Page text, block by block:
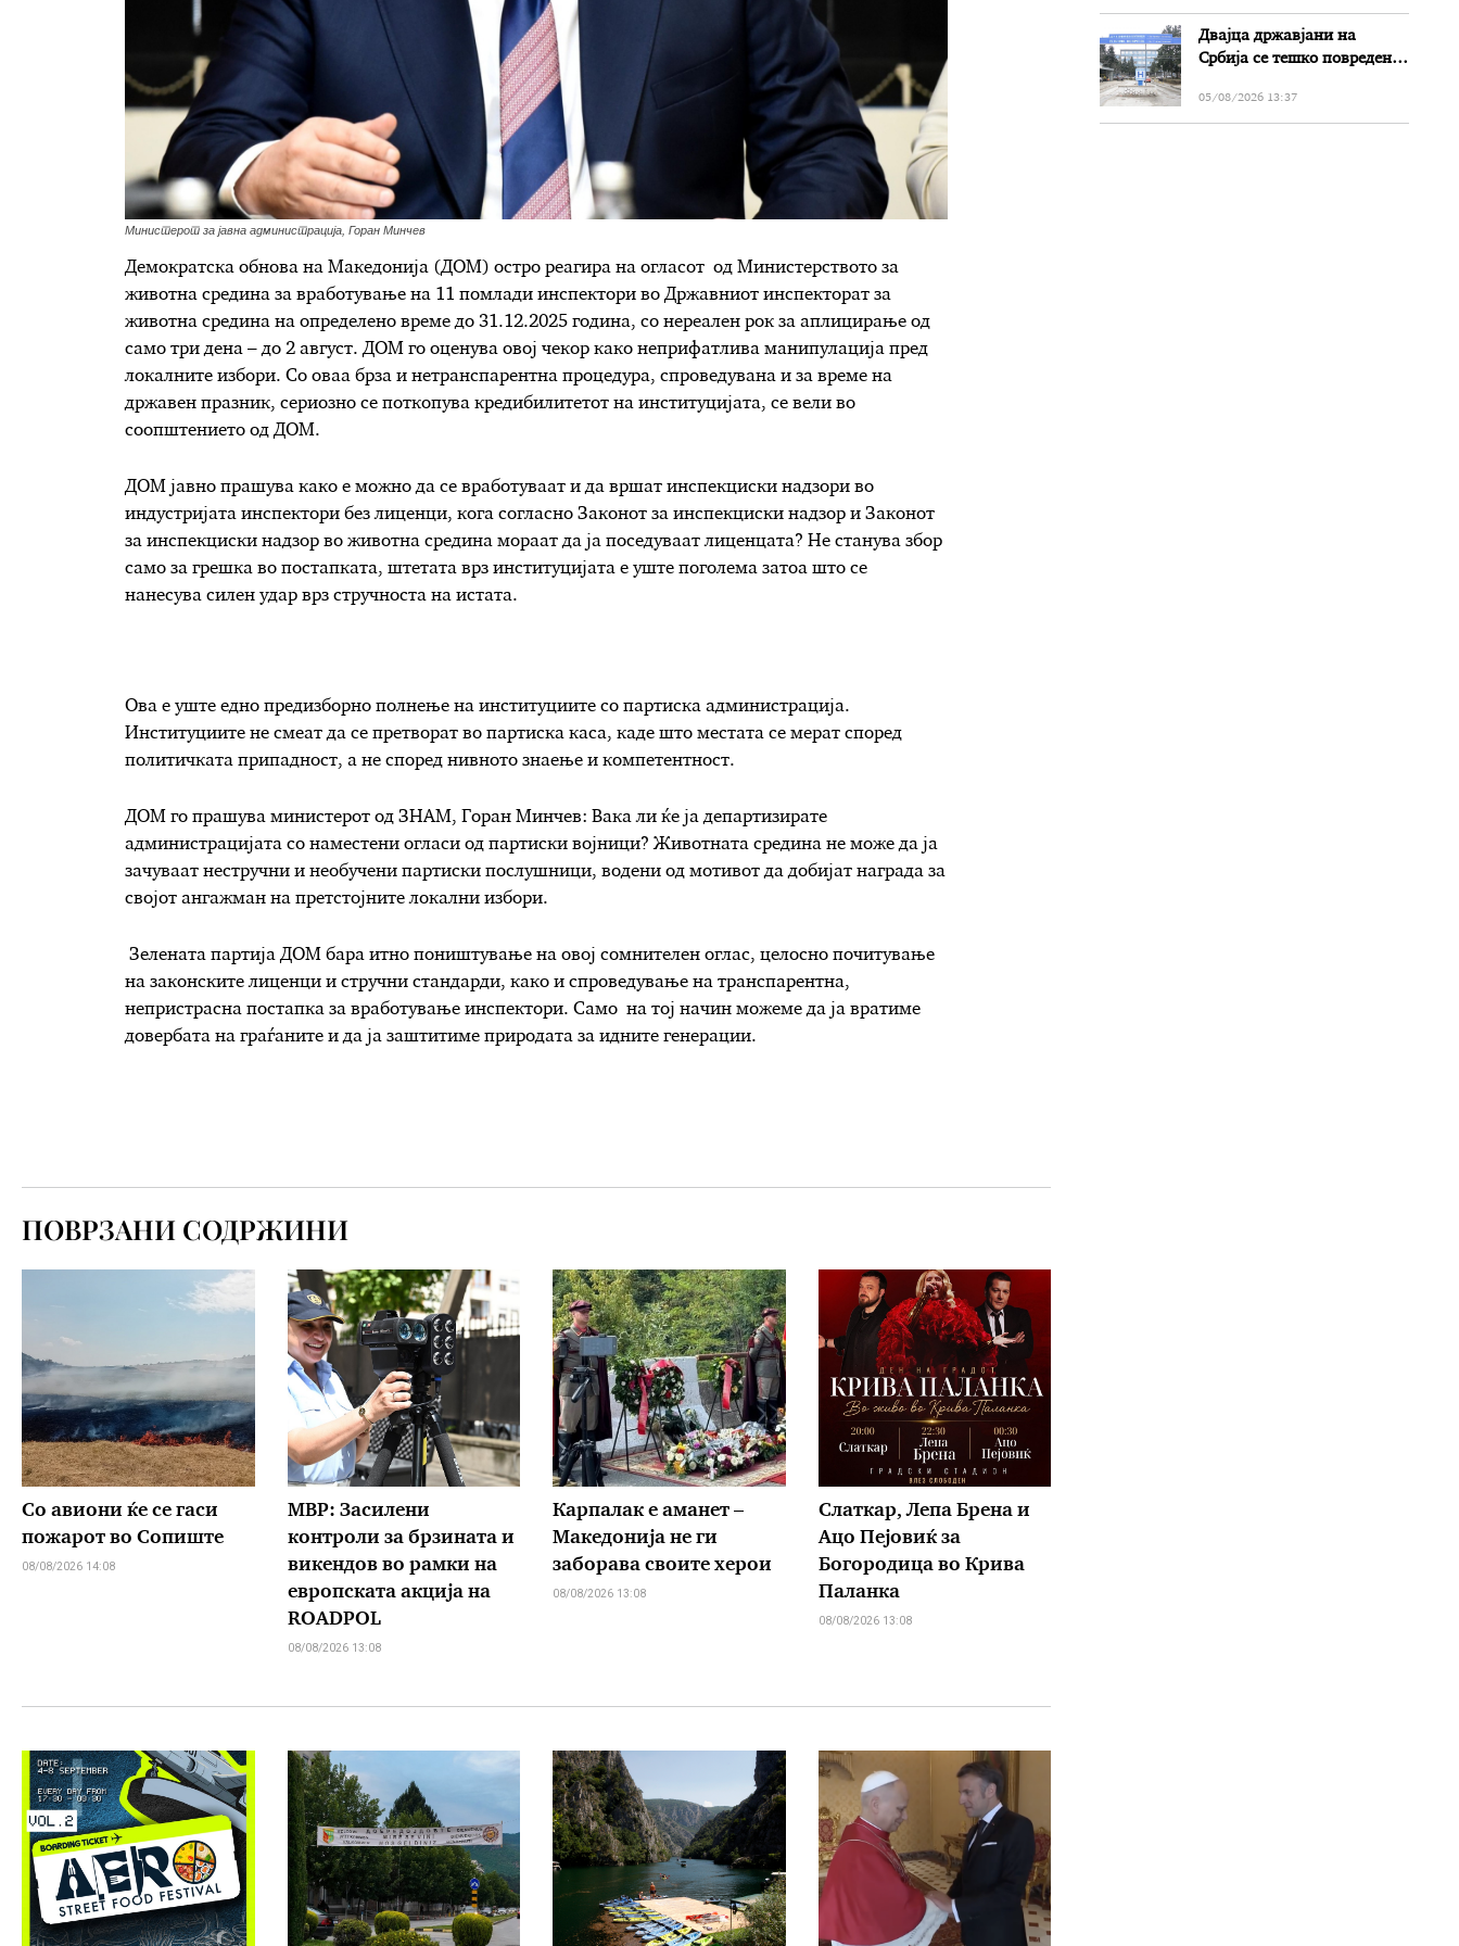
Министерот за јавна администрација, Горан Минчев
Демократска обнова на Македонија (ДОМ) остро реагира на огласот од Министерството за
животна средина за вработување на 11 помлади инспектори во Државниот инспекторат за
животна средина на определено време до 31.12.2025 година, со нереален рок за аплицирање од
само три дена – до 2 август. ДОМ го оценува овој чекор како неприфатлива манипулација пред
локалните избори. Со оваа брза и нетранспарентна процедура, спроведувана и за време на
државен празник, сериозно се поткопува кредибилитетот на институцијата, се вели во
соопштението од ДОМ.
ДОМ јавно прашува како е можно да се вработуваат и да вршат инспекциски надзори во
индустријата инспектори без лиценци, кога согласно Законот за инспекциски надзор и Законот
за инспекциски надзор во животна средина мораат да ја поседуваат лиценцата? Не станува збор
само за грешка во постапката, штетата врз институцијата е уште поголема затоа што се
нанесува силен удар врз стручноста на истата.
Ова е уште едно предизборно полнење на институциите со партиска администрација.
Институциите не смеат да се претворат во партиска каса, каде што местата се мерат според
политичката припадност, а не според нивното знаење и компетентност.
ДОМ го прашува министерот од ЗНАМ, Горан Минчев: Вака ли ќе ја департизирате
администрацијата со наместени огласи од партиски војници? Животната средина не може да ја
зачуваат нестручни и необучени партиски послушници, водени од мотивот да добијат награда за
својот ангажман на претстојните локални избори.
Зелената партија ДОМ бара итно поништување на овој сомнителен оглас, целосно почитување
на законските лиценци и стручни стандарди, како и спроведување на транспарентна,
непристрасна постапка за вработување инспектори. Само на тој начин можеме да ја вратиме
довербата на граѓаните и да ја заштитиме природата за идните генерации.
ПОВРЗАНИ СОДРЖИНИ
Со авиони ќе се гаси
пожарот во Сопиште
08/08/2026 14:08
МВР: Засилени
контроли за брзината и
викендов во рамки на
европската акција на
ROADPOL
08/08/2026 13:08
Карпалак е аманет –
Македонија не ги
заборава своите херои
08/08/2026 13:08
Слаткар, Лепа Брена и
Ацо Пејовиќ за
Богородица во Крива
Паланка
08/08/2026 13:08
Двајца државјани на
Србија се тешко повредени
Прилеп-Битола
05/08/2026 13:37